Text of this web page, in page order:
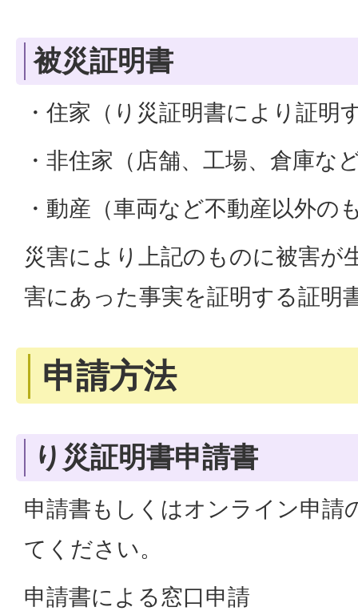
被災証明書
・住家（り災証明書により証明
・非住家（店舗、工場、倉庫な
・動産（車両など不動産以外の
災害により上記のものに被害が
害にあった事実を証明する証明
申請方法
り災証明書申請書
申請書もしくはオンライン申請
てください。
申請書による窓口申請